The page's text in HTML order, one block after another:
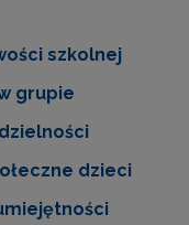
szkolnej
grupie
dzieci